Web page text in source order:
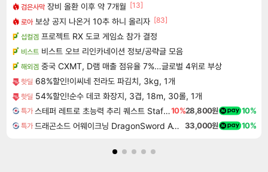
검은사막 장비 올환 이후 약 7개월 [13]
로아 보상 공지 나온거 10추 하니 올리자 [83]
섭컬겜 프로젝트 RX 도쿄 게임쇼 참가 결정
비스트 비스트 오브 리인카네이션 정보/공략글 모음
해외겜 중국 CXMT, D램 매출 점유율 7%…글로벌 4위로 부상
핫딜 68%할인!이씨네 전라도 파김치, 3kg, 1개
핫딜 54%할인!순수 데코 화장지, 3겹, 18m, 30롤, 1개
특가 스테퍼 레트로 초능력 추리 퀘스트 Staffer Retro A Supernatural Mystery Quest10%28,800원 10%
특가 드래곤소드 어웨이크닝 DragonSword Awakening 33,000원 10%